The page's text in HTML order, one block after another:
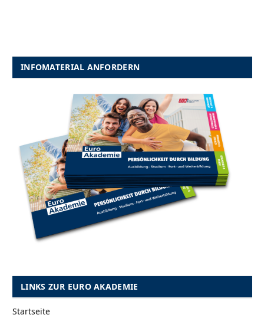
INFOMATERIAL ANFORDERN
LINKS ZUR EURO AKADEMIE
Startseite